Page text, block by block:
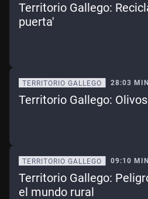
Territorio Gallego:
puerta'
TERRITORIO GALLEGO 28:03 MIN
Territorio Gallego:
TERRITORIO GALLEGO 09:10 MIN
Territorio Gallego:
el mundo rural